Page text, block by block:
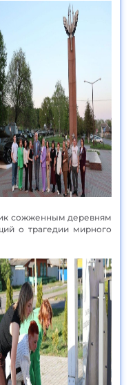
сожженным деревням
о трагедии мирного